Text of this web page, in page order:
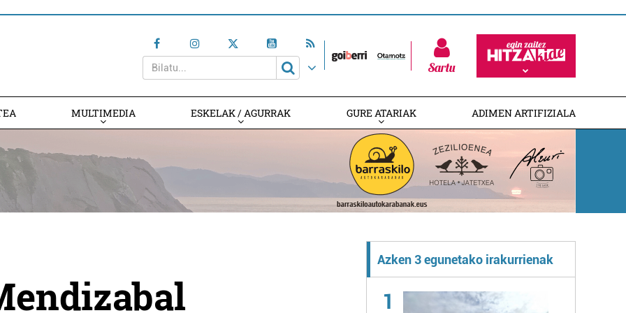
Sartu
MULTIMEDIA ESKELAK / AGURRAK GURE ATARIAK ADIMEN ARTIFIZIALA
Azken 3 egunetako irakurrienak
1